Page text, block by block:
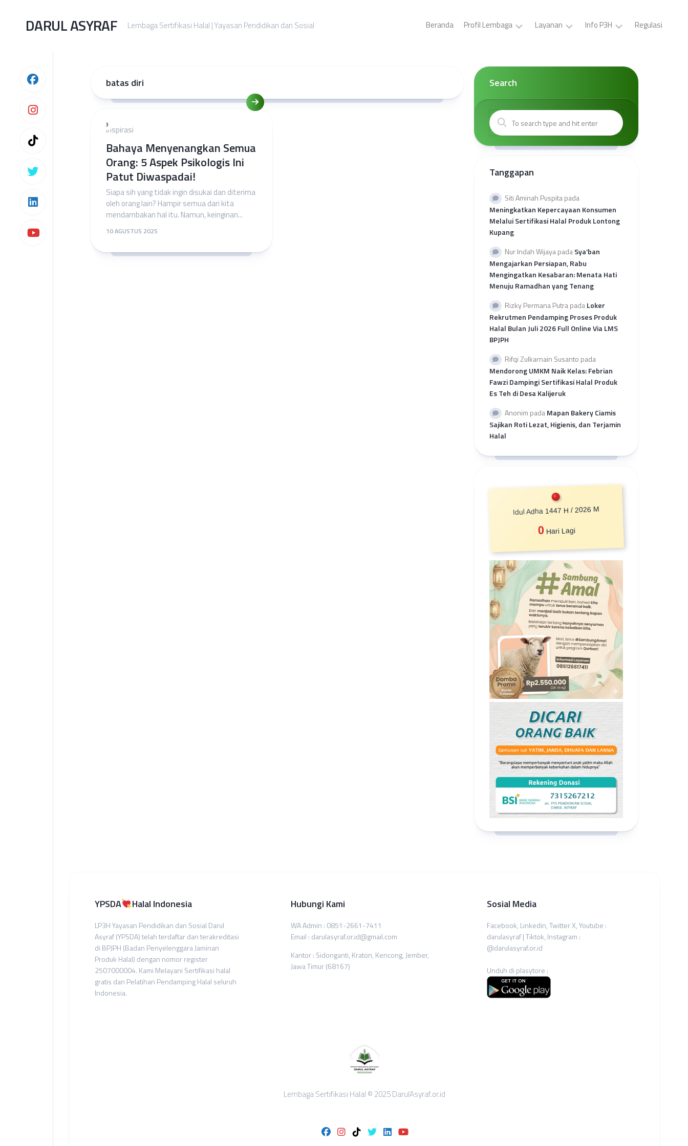
DARUL ASYRAF Lembaga Sertifikasi Halal | Yayasan Pendidikan dan Sosial Beranda Profil Lembaga
YPS
Darul
Visi
Misi
Kepengurusan
Kantor
Provinsi
Layanan
P3H
Sertifikasi
Halal
Gratis
Halal
Reguler
Info P3H
ID
Tugas,
Brosur
P3H
Surat
Sehati
2026
Pengajuan
per
LP3H
Regulasi
batas diri
3Inspirasi
Bahaya Menyenangkan Semua
Orang: 5 Aspek Psikologis Ini
Patut Diwaspadai!
Siapa sih yang tidak ingin disukai dan diterima
oleh orang lain? Hampir semua dari kita
mendambakan hal itu. Namun, keinginan...
10 AGUSTUS 2025
Search
Tanggapan
Siti Aminah Puspitapada
Meningkatkan Kepercayaan Konsumen
Melalui Sertifikasi Halal Produk Lontong
Kupang
Nur Indah WijayapadaSya’ban
Mengajarkan Persiapan, Rabu
Mengingatkan Kesabaran: Menata Hati
Menuju Ramadhan yang Tenang
Rizky Permana PutrapadaLoker
Rekrutmen Pendamping Proses Produk
Halal Bulan Juli 2026 Full Online Via LMS
BPJPH
Rifqi Zulkarnain Susanto pada
Mendorong UMKM Naik Kelas: Febrian
Fawzi Dampingi Sertifikasi Halal Produk
Es Teh di Desa Kalijeruk
Anonim padaMapan Bakery Ciamis
Sajikan Roti Lezat, Higienis, dan Terjamin
Halal
Idul Adha 1447 H / 2026 M
0 Hari Lagi
YPSDA Halal Indonesia
LP3H Yayasan Pendidikan dan Sosial Darul
Asyraf (YPSDA) telah terdaftar dan terakreditasi
di BPJPH (Badan Penyelenggara Jaminan
Produk Halal) dengan nomor register
2507000004. Kami Melayani Sertifikasi halal
gratis dan Pelatihan Pendamping Halal seluruh
Indonesia.
Hubungi Kami
WA Admin : 0851-2661-7411
Email : darulasyraf.or.id@gmail.com
Kantor : Sidonganti, Kraton, Kencong, Jember,
Jawa Timur (68167)
Sosial Media
Facebook, Linkedin, Twitter X, Youtube :
darulasyraf | Tiktok, Instagram :
@darulasyraf.or.id
Unduh di plasytore :
Lembaga Sertifikasi Halal © 2025 DarulAsyraf.or.id